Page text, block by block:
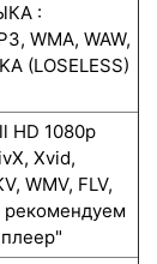
:
WMA, WAW,
(LOSELESS)
HD 1080p
Xvid,
WMV, FLV,